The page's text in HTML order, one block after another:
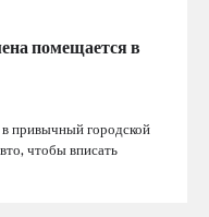
помещается в
в привычный городской
чтобы вписать